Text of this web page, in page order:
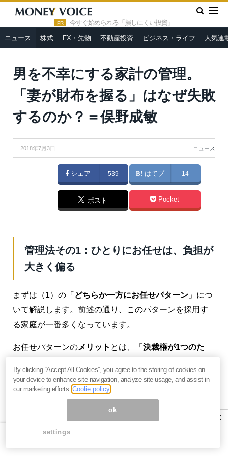
PR 今すぐ始められる「損しにくい投資」
ニュース 株式 FX・先物 不動産投資 ビジネス・ライフ 人気連
HOME » ニュース »
男を不幸にする家計の管理。「妻が財布を
握る」はなぜ失敗するのか？＝俣野成敏
男を不幸にする家計の管理。
「妻が財布を握る」はなぜ失敗
するのか？＝俣野成敏
2018年7月3日 ニュース
シェア 539 はてブ 14
ポスト Pocket
管理法その1：ひとりにお任せは、負担が
大きく偏る
まずは（1）の「 どちらか一方にお任せパターン 」につ
いて解説します。前述の通り、このパターンを採用す
る家庭が一番多くなっています。
お任せパターンのメリット とは、「 決裁権が1つのた
特に大きな資金を動かそうという時に相談して決めよ
うとすると、意見がまとまらずに時間が過ぎてしまう
ことがあります。そこを1人で決められるのであれば、
千載一遇の投資商品を見つけた時などに威力を発揮し
×
By clicking “Accept All Cookies”, you agree to the storing of cookies on
your device to enhance site navigation, analyze site usage, and assist in
our marketing efforts.Coolie policy
ok
settings